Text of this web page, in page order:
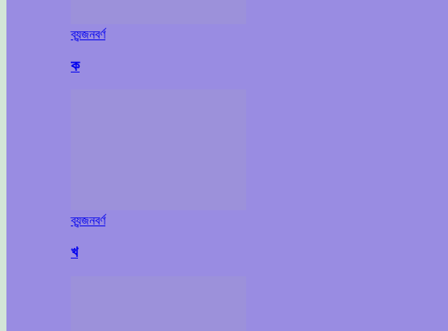
ব্যন্জনবর্ণ
ক
ব্যন্জনবর্ণ
খ